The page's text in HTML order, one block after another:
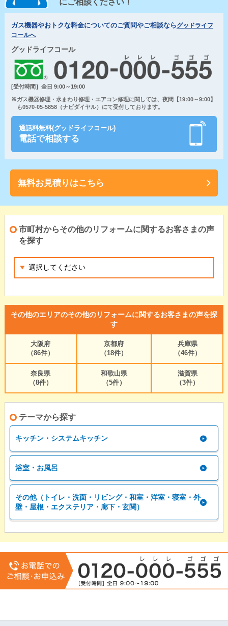
にご相談ください！
ガス機器やおトクな料金についてのご質問やご相談ならグッドライフ
コールへ
グッドライフコール
[受付時間］全日 9:00～19:00
※ガス機器修理・水まわり修理・エアコン修理に関しては、夜間【19:00～9:00】
も0570-05-5858（ナビダイヤル）にて受付しております。
通話料無料(グッドライフコール)
電話で相談する
無料お見積りはこちら
市町村からその他のリフォームに関するお客さまの声
を探す
その他のエリアのその他のリフォームに関するお客さまの声を探
す
大阪府
（86件）
京都府
（18件）
兵庫県
（46件）
奈良県
（8件）
和歌山県
（5件）
滋賀県
（3件）
テーマから探す
キッチン・システムキッチン
浴室・お風呂
その他（トイレ・洗面・リビング・和室・洋室・寝室・外
壁・屋根・エクステリア・廊下・玄関）